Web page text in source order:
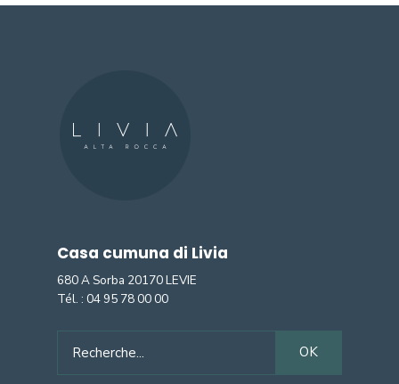
Casa cumuna di Livia
680 A Sorba 20170 LEVIE
Tél. : 04 95 78 00 00
for:
OK